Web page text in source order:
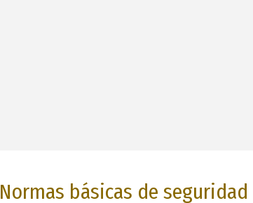
Normas básicas de seguridad